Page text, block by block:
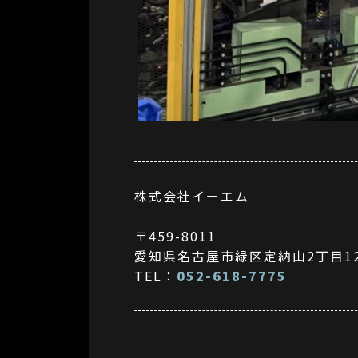
株式会社イーエム
〒459-8011
愛知県名古屋市緑区定納山2丁目
TEL： 052-618-7775